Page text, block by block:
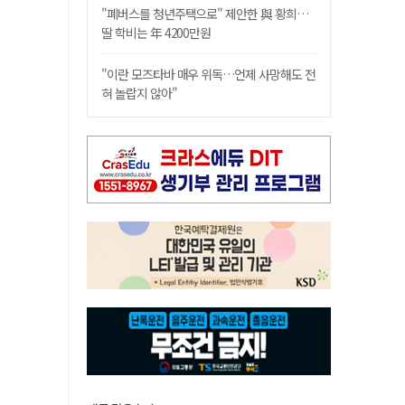
"폐버스를 청년주택으로" 제안한 與 황희…
딸 학비는 年 4200만원
"이란 모즈타바 매우 위독…언제 사망해도 전
혀 놀랍지 않아"